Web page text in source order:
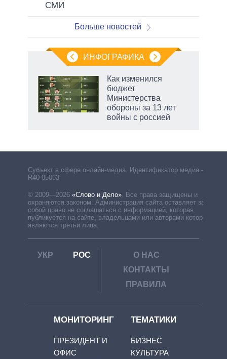
СМИ
Больше новостей
ИНФОГРАФИКА
Как изменился
бюджет
Министерства
обороны за 13 лет
войны с россией
Субъект в сфере онлайн-медиа. Идентификатор медиа –
R40-05063
© 2009—2026 «Слово и Дело». Все права защищены и
охраняются законом. Администрация сайта оставляет за
собой право не соглашаться с информацией, которая
публикуется на сайте, владельцами или авторами которой
являются третьи лица.
УКР РОС
О НАС
КОНТАКТЫ
ПРАВИЛА
МОНИТОРИНГ
ПРЕЗИДЕНТ И
ОФИС
ТЕМАТИКИ
БИЗНЕС
КУЛЬТУРА